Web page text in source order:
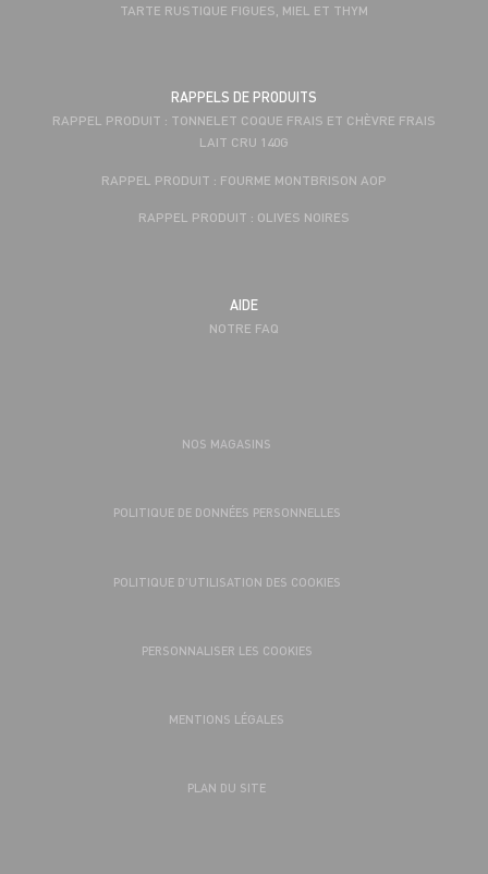
TARTE RUSTIQUE FIGUES, MIEL ET THYM
RAPPELS DE PRODUITS
RAPPEL PRODUIT : TONNELET COQUE FRAIS ET CHÈVRE FRAIS
LAIT CRU 140G
RAPPEL PRODUIT : FOURME MONTBRISON AOP
RAPPEL PRODUIT : OLIVES NOIRES
AIDE
NOTRE FAQ
NOS MAGASINS
POLITIQUE DE DONNÉES PERSONNELLES
POLITIQUE D’UTILISATION DES COOKIES
PERSONNALISER LES COOKIES
MENTIONS LÉGALES
PLAN DU SITE